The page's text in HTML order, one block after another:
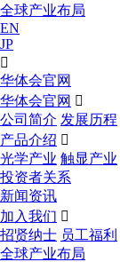
全球产业布局
EN
JP

华体会官网
华体会官网 
公司简介 发展历程
产品介绍 
光学产业 触显产业
投资者关系
新闻资讯
加入我们 
招贤纳士 员工福利
全球产业布局